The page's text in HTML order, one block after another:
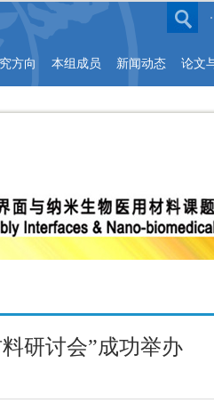
方向 本组成员 新闻动态 论文
研讨会”成功举办